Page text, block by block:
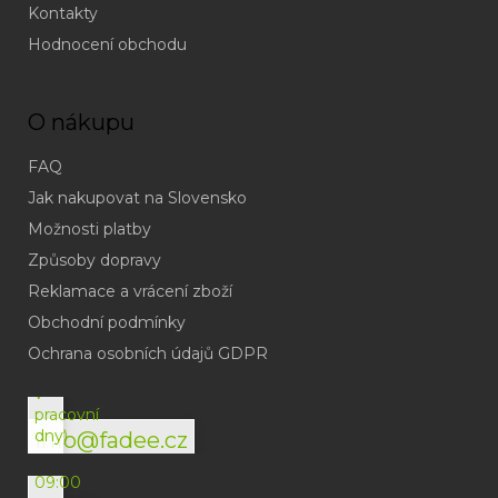
Kontakty
Hodnocení obchodu
O nákupu
FAQ
Jak nakupovat na Slovensko
Možnosti platby
Způsoby dopravy
Reklamace a vrácení zboží
Obchodní podmínky
Ochrana osobních údajů GDPR
info@fadee.cz
(odpověď
do
v
pracovní
dny)
(Po-
09:00